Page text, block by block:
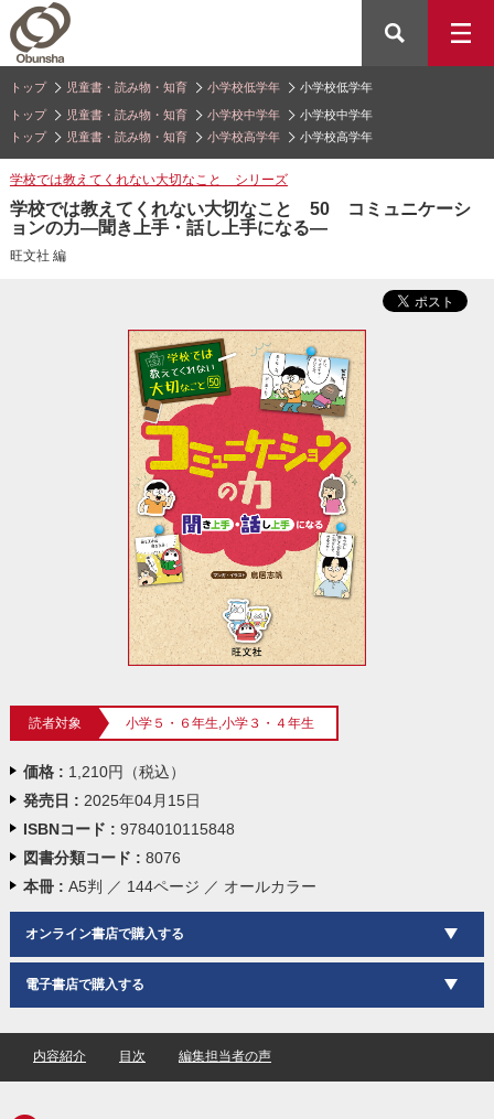
トップ 児童書・読み物・知育 小学校低学年 小学校低学年
トップ 児童書・読み物・知育 小学校中学年
小学校中学年
トップ
児童書・読み物・知育 小学校高学年 小学校高学年
学校では教えてくれない大切なこと シリーズ
学校では教えてくれない大切なこと 50 コミュニケーシ
ョンの力―聞き上手・話し上手になる―
旺文社 編
読者対象 小学５・６年生,小学３・４年生
価格 : 1,210円（税込）
発売日 : 2025年04月15日
ISBNコード : 9784010115848
図書分類コード : 8076
本冊 : A5判 ／ 144ページ ／ オールカラー
オンライン書店で購入する
電子書店で購入する
内容紹介 目次 編集担当者の声